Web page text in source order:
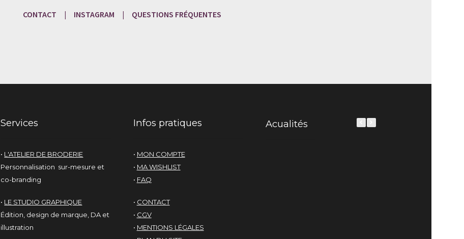
CONTACT | INSTAGRAM | QUESTIONS FRÉQUENTES
Services
• L'ATELIER DE BRODERIE
Personnalisation sur-mesure et
co-branding
• LE STUDIO GRAPHIQUE
Édition, design de marque, DA et
illustration
Infos pratiques
• MON COMPTE
• MA WISHLIST
• FAQ
• CONTACT
• CGV
• MENTIONS LÉGALES
Acualités